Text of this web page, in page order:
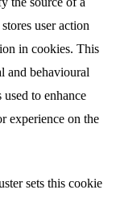
user action
in cookies. This
and behavioural
used to enhance
experience on the
sets this cookie